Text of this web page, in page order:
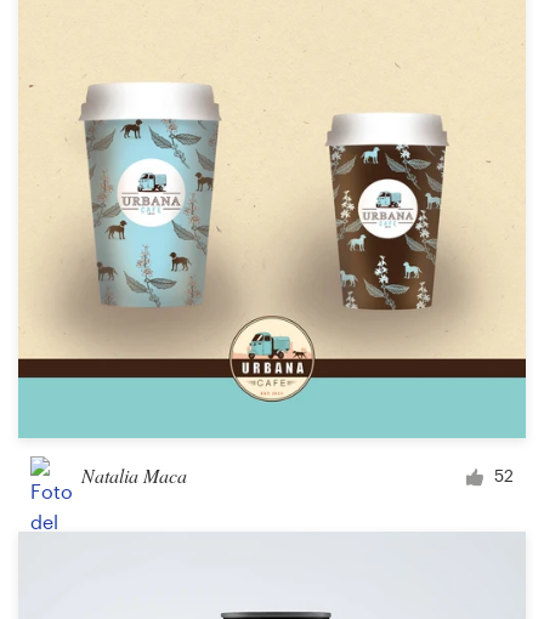
Natalia Maca 52